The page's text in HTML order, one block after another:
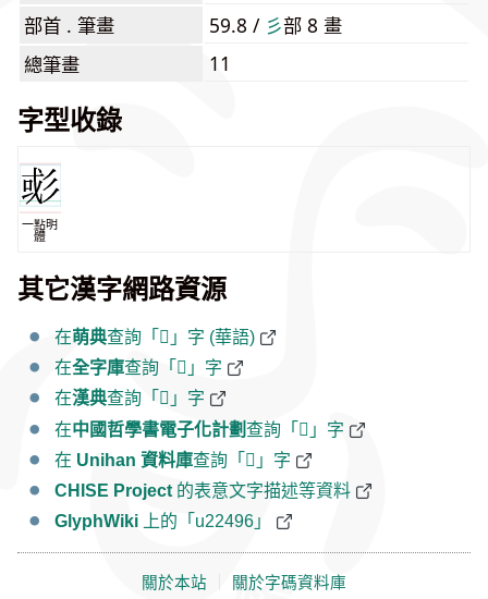
部首 . 筆畫
59.8 / ⼺部 8 畫
總筆畫
11
字型收錄
一點明
體
其它漢字網路資源
在萌典查詢「𢒖」字 (華語)
在全字庫查詢「𢒖」字
在漢典查詢「𢒖」字
在中國哲學書電子化計劃查詢「𢒖」字
在 Unihan 資料庫查詢「𢒖」字
CHISE Project 的表意文字描述等資料
GlyphWiki 上的「u22496」
關於本站 關於字碼資料庫